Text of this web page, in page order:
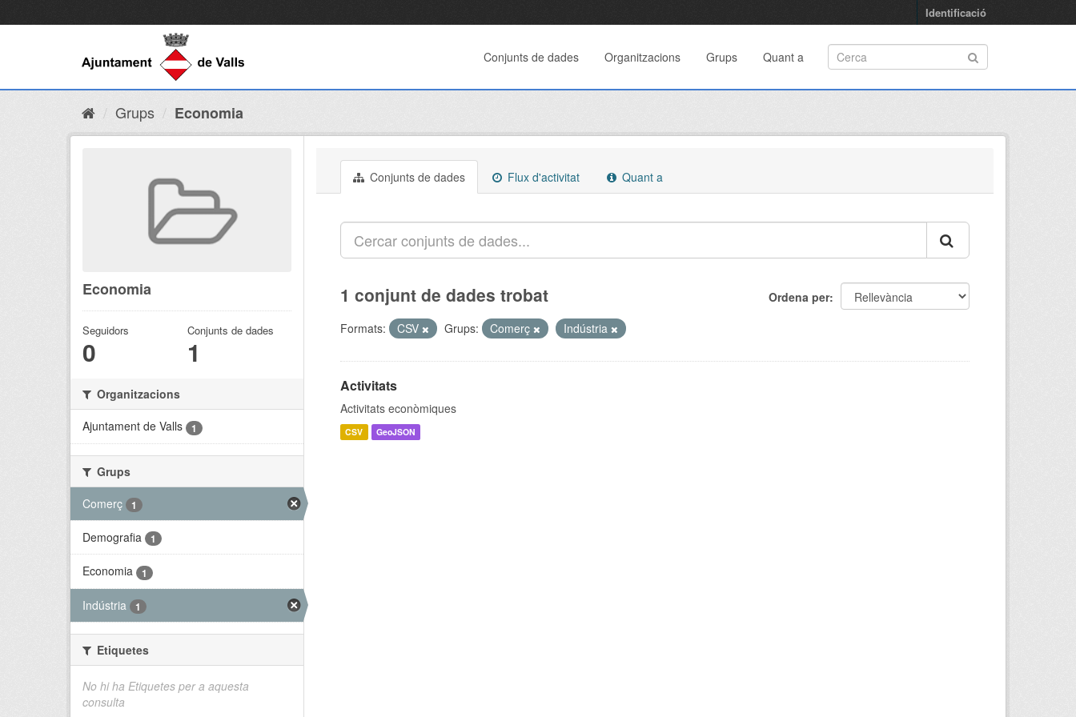
Identificació
Conjunts de dades Organitzacions Grups Quant a
Grups Economia
Economia
Seguidors
0
Conjunts de dades
1
Organitzacions
Ajuntament de Valls
1
Grups
Comerç
1
Demografia 1
Economia 1
Indústria 1
Etiquetes
No hi ha Etiquetes per a aquesta
consulta
Conjunts de dades Flux d'activitat Quant a
Ordena per
1 conjunt de dades trobat
Formats: CSV Grups: Comerç Indústria
Activitats
Activitats econòmiques
CSV GeoJSON